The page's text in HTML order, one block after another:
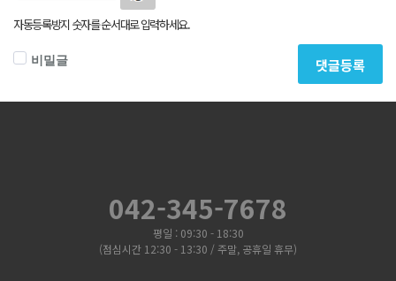
자동등록방지 숫자를 순서대로 입력하세요.
비밀글 댓글등록
042-345-7678
평일 : 09:30 - 18:30
(점심시간 12:30 - 13:30 / 주말, 공휴일 휴무)